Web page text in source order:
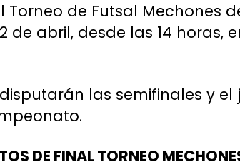
Torneo de Futsal Mechones
de abril, desde las 14 horas,
las semifinales y el
DE FINAL TORNEO